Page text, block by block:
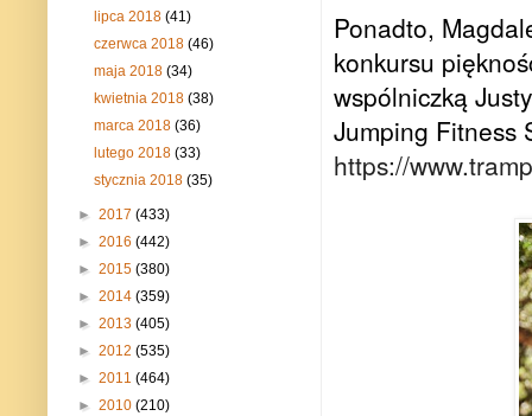
Ponadto,
konkursu
wspólniczką
Jumping Fitness
https://
lipca 2018(41)
czerwca 2018(46)
maja 2018(34)
kwietnia 2018(38)
marca 2018(36)
lutego 2018(33)
stycznia 2018(35)
► 2017 (433)
► 2016 (442)
► 2015 (380)
► 2014 (359)
► 2013 (405)
► 2012 (535)
► 2011 (464)
► 2010 (210)